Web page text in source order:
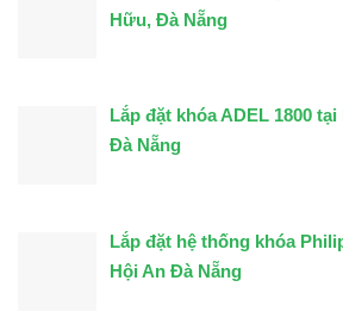
Hữu, Đà Nẵng
Lắp đặt khóa ADEL 1800
Đà Nẵng
Lắp đặt hệ thống khóa
Hội An Đà Nẵng